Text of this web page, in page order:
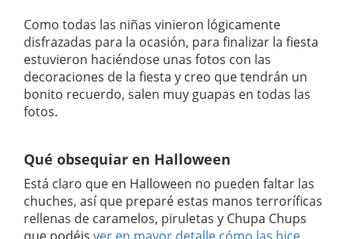
Como todas las niñas vinieron lógicamente
disfrazadas para la ocasión, para finalizar la fiesta
estuvieron haciéndose unas fotos con las
decoraciones de la fiesta y creo que tendrán un
bonito recuerdo, salen muy guapas en todas las
fotos.
Qué obsequiar en Halloween
Está claro que en Halloween no pueden faltar las
chuches, así que preparé estas manos terroríficas
rellenas de caramelos, piruletas y Chupa Chups